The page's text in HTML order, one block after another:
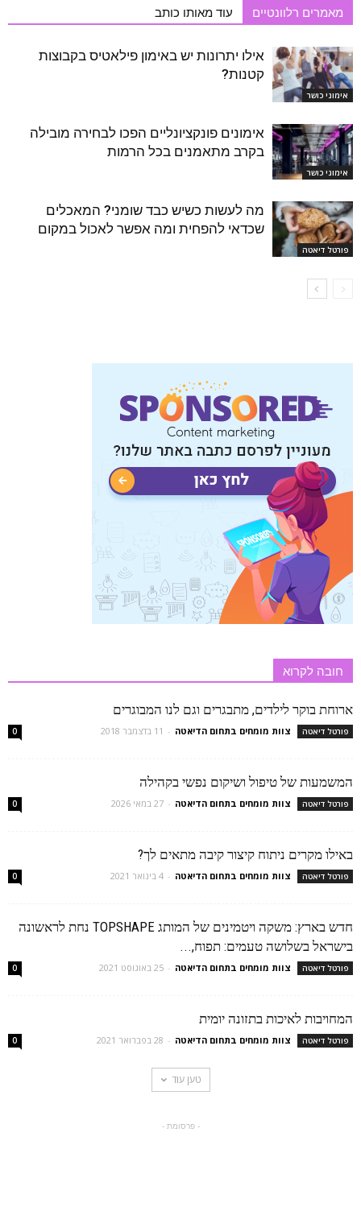
מאמרים רלוונטיים עוד מאותו כותב
אימוני כושר
אילו יתרונות יש באימון פילאטיס בקבוצות
קטנות?
אימוני כושר
אימונים פונקציונליים הפכו לבחירה מובילה
בקרב מתאמנים בכל הרמות
פורטל דיאטה
מה לעשות כשיש כבד שומני? המאכלים
שכדאי להפחית ומה אפשר לאכול במקום
חובה לקרוא
ארוחת בוקר לילדים, מתבגרים וגם לנו המבוגרים
פורטל דיאטה צוות מומחים בתחום הדיאטה - 11 בדצמבר 2018 0
המשמעות של טיפול ושיקום נפשי בקהילה
פורטל דיאטה צוות מומחים בתחום הדיאטה - 27 במאי 2026 0
באילו מקרים ניתוח קיצור קיבה מתאים לך?
פורטל דיאטה צוות מומחים בתחום הדיאטה - 4 בינואר 2021 0
חדש בארץ: משקה ויטמינים של המותג TOPSHAPE נחת לראשונה
בישראל בשלושה טעמים: תפוח,...
פורטל דיאטה צוות מומחים בתחום הדיאטה - 25 באוגוסט 2021 0
המחויבות לאיכות בתזונה יומית
פורטל דיאטה צוות מומחים בתחום הדיאטה - 28 בפברואר 2021 0
טען עוד
- פרסומת -